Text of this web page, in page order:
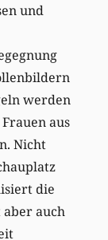
und
werden
aus
Nicht
die
auch